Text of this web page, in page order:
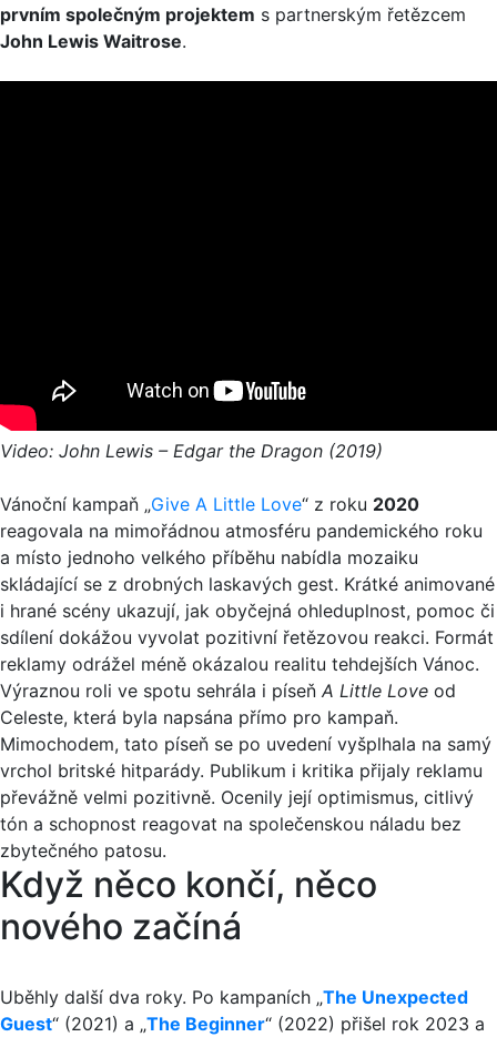
prvním společným projektem s partnerským řetězcem
John Lewis Waitrose.
Video: John Lewis – Edgar the Dragon (2019)
Vánoční kampaň „Give A Little Love“ z roku 2020
reagovala na mimořádnou atmosféru pandemického roku
a místo jednoho velkého příběhu nabídla mozaiku
skládající se z drobných laskavých gest. Krátké animované
i hrané scény ukazují, jak obyčejná ohleduplnost, pomoc či
sdílení dokážou vyvolat pozitivní řetězovou reakci. Formát
reklamy odrážel méně okázalou realitu tehdejších Vánoc.
Výraznou roli ve spotu sehrála i píseň A Little Love od
Celeste, která byla napsána přímo pro kampaň.
Mimochodem, tato píseň se po uvedení vyšplhala na samý
vrchol britské hitparády. Publikum i kritika přijaly reklamu
převážně velmi pozitivně. Ocenily její optimismus, citlivý
tón a schopnost reagovat na společenskou náladu bez
zbytečného patosu.
Když něco končí, něco
nového začíná
Uběhly další dva roky. Po kampaních „The Unexpected
Guest“ (2021) a „The Beginner“ (2022) přišel rok 2023 a